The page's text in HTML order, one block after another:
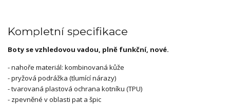
Kompletní specifikace
Boty se vzhledovou vadou, plně funkční, nové.
- nahoře materiál: kombinovaná kůže
- pryžová podrážka (tlumící nárazy)
- tvarovaná plastová ochrana kotníku (TPU)
- zpevněné v oblasti pat a špic